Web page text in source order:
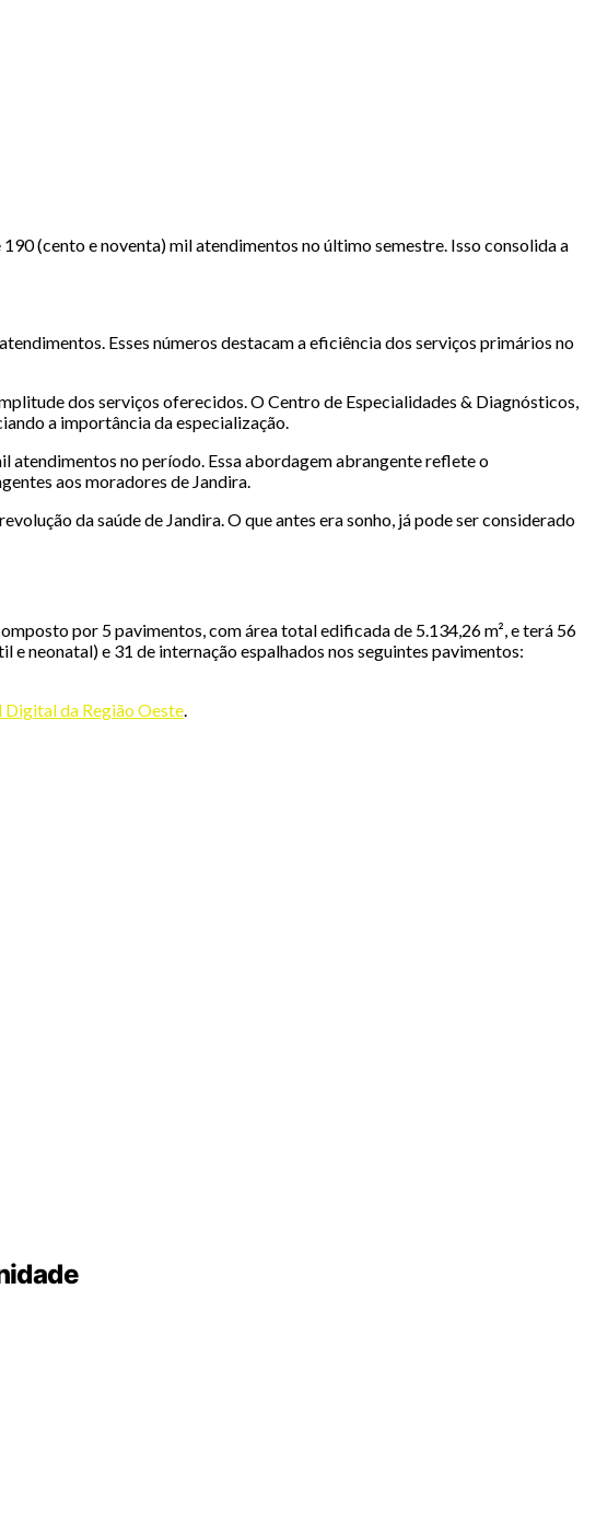
(cento e noventa) mil atendimentos no último semestre. Isso consolida a
Esses números destacam a eficiência dos serviços primários no
dos serviços oferecidos. O Centro de Especialidades & Diagnósticos,
a importância da especialização.
atendimentos no período. Essa abordagem abrangente reflete o
aos moradores de Jandira.
da saúde de Jandira. O que antes era sonho, já pode ser considerado
por 5 pavimentos, com área total edificada de 5.134,26 m², e terá 56
neonatal) e 31 de internação espalhados nos seguintes pavimentos:
Digital da Região Oeste.